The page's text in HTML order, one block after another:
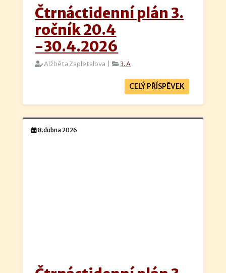
Čtrnáctidenní plán 3.
ročník 20.4
-30.4.2026
Alžběta Zapletalova | 3.A
CELÝ PŘÍSPĚVEK
8.dubna 2026